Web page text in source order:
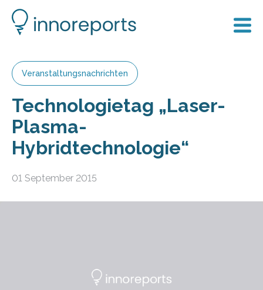
Veranstaltungsnachrichten
Technologietag „Laser-
Plasma-
Hybridtechnologie“
01 September 2015